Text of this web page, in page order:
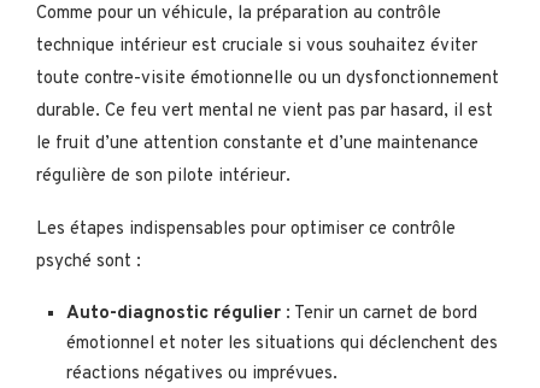
Comme pour un véhicule, la préparation au contrôle
technique intérieur est cruciale si vous souhaitez éviter
toute contre-visite émotionnelle ou un dysfonctionnement
durable. Ce feu vert mental ne vient pas par hasard, il est
le fruit d’une attention constante et d’une maintenance
régulière de son pilote intérieur.
Les étapes indispensables pour optimiser ce contrôle
psyché sont :
Auto-diagnostic régulier : Tenir un carnet de bord
émotionnel et noter les situations qui déclenchent des
réactions négatives ou imprévues.